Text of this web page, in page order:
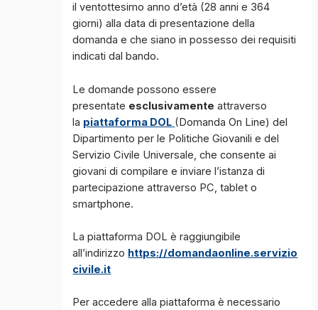
il ventottesimo anno d’età (28 anni e 364
giorni) alla data di presentazione della
domanda e che siano in possesso dei requisiti
indicati dal bando.
Le domande possono essere
presentate esclusivamente attraverso
la piattaforma DOL (Domanda On Line) del
Dipartimento per le Politiche Giovanili e del
Servizio Civile Universale, che consente ai
giovani di compilare e inviare l’istanza di
partecipazione attraverso PC, tablet o
smartphone.
La piattaforma DOL è raggiungibile
all’indirizzo https://domandaonline.servizio
civile.it
Per accedere alla piattaforma è necessario